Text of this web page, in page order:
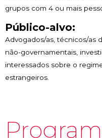
grupos com 4 ou mais
Público-alvo:
Advogados/as, técnicos/as
não-governamentais,
interessados sobre o
estrangeiros.